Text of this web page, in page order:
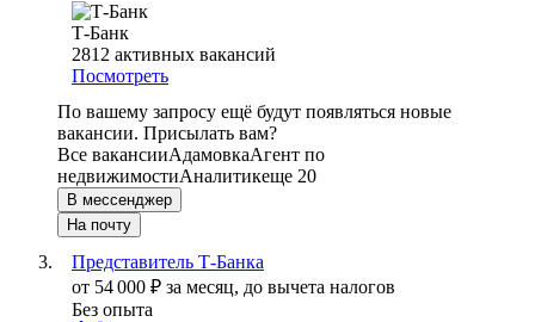
Т-Банк
2812 активных вакансий
Посмотреть
По вашему запросу ещё будут появляться новые
вакансии. Присылать вам?
Все вакансииАдамовкаАгент по
недвижимостиАналитикеще 20
В мессенджер
На почту
Представитель Т-Банка
от 54 000 ₽ за месяц, до вычета налогов
Без опыта